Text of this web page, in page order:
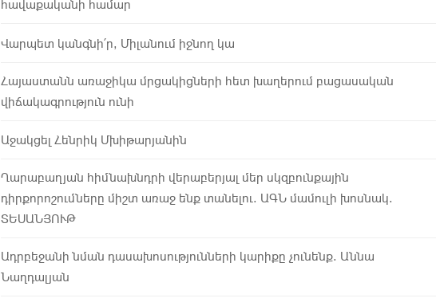
հավաքականի համար
Վարպետ կանգնի՛ր, Միլանում իջնող կա
Հայաստանն առաջիկա մրցակիցների հետ խաղերում բացասական
վիճակագրություն ունի
Աջակցել Հենրիկ Մխիթարյանին
Ղարաբաղյան հիմնախնդրի վերաբերյալ մեր սկզբունքային
դիրքորոշումները միշտ առաջ ենք տանելու. ԱԳՆ մամուլի խոսնակ.
ՏԵՍԱՆՅՈՒԹ
Ադրբեջանի նման դասախոսությունների կարիքը չունենք. Աննա
Նաղդալյան